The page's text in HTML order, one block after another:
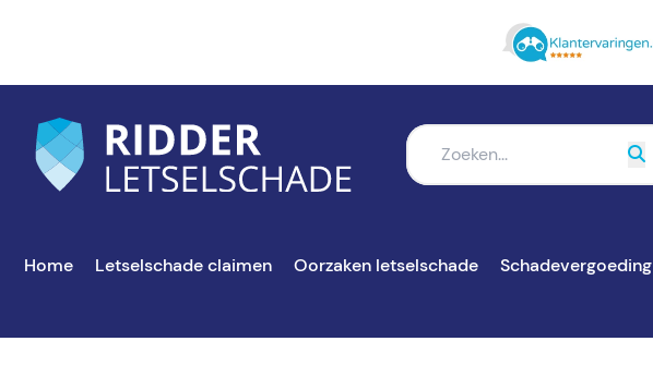
Home Letselschade claimen Oorzaken letselschade Schadevergoeding